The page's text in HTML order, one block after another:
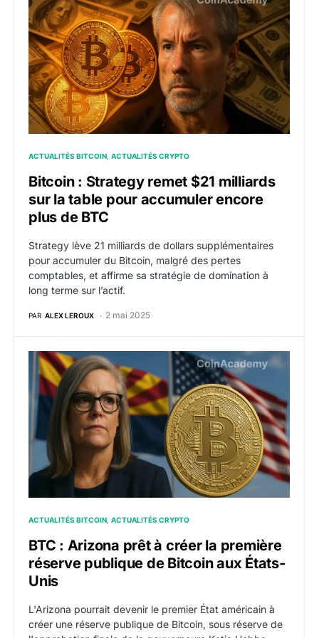
ACTUALITÉS BITCOIN ACTUALITÉS CRYPTO
Bitcoin : Strategy remet $21 milliards
sur la table pour accumuler encore
plus de BTC
Strategy lève 21 milliards de dollars supplémentaires
pour accumuler du Bitcoin, malgré des pertes
comptables, et affirme sa stratégie de domination à
long terme sur l’actif.
PAR ALEX LEROUX 2 mai 2025
BTC : Arizona prêt à créer la première réserve
ACTUALITÉS BITCOIN ACTUALITÉS CRYPTO
BTC : Arizona prêt à créer la première
réserve publique de Bitcoin aux États-
Unis
L'Arizona pourrait devenir le premier État américain à
créer une réserve publique de Bitcoin, sous réserve de